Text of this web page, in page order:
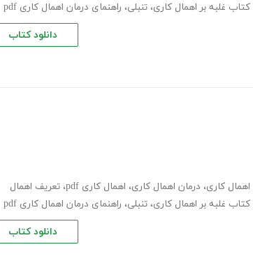
کتاب غلبه بر اهمال کاری، تنبلی، راهنمای درمان اهمال کاری pdf
دانلود کتاب
اهمال کاری، درمان اهمال کاری، اهمال کاری pdf ، تعریف اهمال
کتاب غلبه بر اهمال کاری، تنبلی، راهنمای درمان اهمال کاری pdf
دانلود کتاب